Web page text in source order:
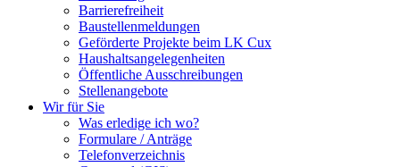
Barrierefreiheit
Baustellenmeldungen
Geförderte Projekte beim LK Cux
Haushaltsangelegenheiten
Öffentliche Ausschreibungen
Stellenangebote
Wir für Sie
Was erledige ich wo?
Formulare / Anträge
Telefonverzeichnis